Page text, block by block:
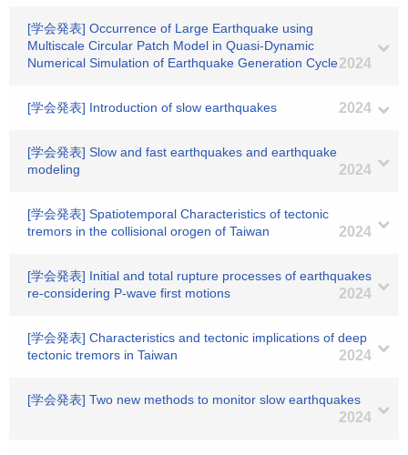
[学会発表] Occurrence of Large Earthquake using
Multiscale Circular Patch Model in Quasi-Dynamic
Numerical Simulation of Earthquake Generation Cycle2024
[学会発表] Introduction of slow earthquakes 2024
[学会発表] Slow and fast earthquakes and earthquake
modeling
2024
[学会発表] Spatiotemporal Characteristics of tectonic
tremors in the collisional orogen of Taiwan
2024
[学会発表] Initial and total rupture processes of earthquakes
re-considering P-wave first motions
2024
[学会発表] Characteristics and tectonic implications of deep
tectonic tremors in Taiwan
2024
[学会発表] Two new methods to monitor slow earthquakes
2024